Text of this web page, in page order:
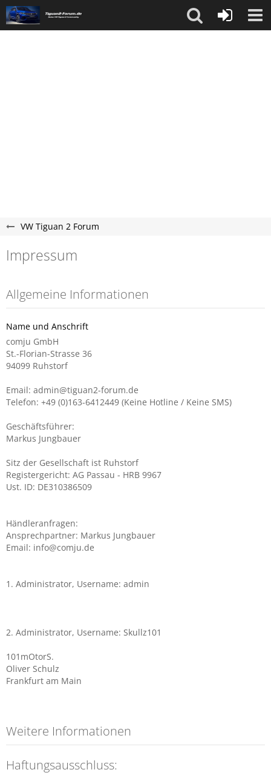
VW Tiguan 2 Forum
Impressum
Allgemeine Informationen
Name und Anschrift
comju GmbH
St.-Florian-Strasse 36
94099 Ruhstorf
Email: admin@tiguan2-forum.de
Telefon: +49 (0)163-6412449 (Keine Hotline / Keine SMS)
Geschäftsführer:
Markus Jungbauer
Sitz der Gesellschaft ist Ruhstorf
Registergericht: AG Passau - HRB 9967
Ust. ID: DE310386509
Händleranfragen:
Ansprechpartner: Markus Jungbauer
Email: info@comju.de
1. Administrator, Username: admin
2. Administrator, Username: Skullz101
101mOtorS.
Oliver Schulz
Frankfurt am Main
Weitere Informationen
Haftungsausschluss: